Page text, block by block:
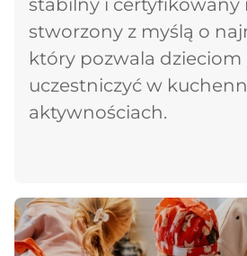
stabilny i certyfikowany
stworzony z myślą o
który pozwala dzieciom
uczestniczyć w
aktywnościach.